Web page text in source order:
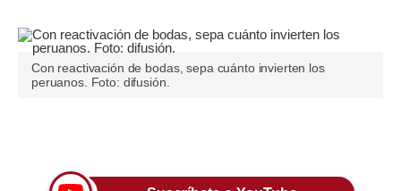
Opinión
Editorial
Tendencias
Con reactivación de bodas, sepa cuánto invierten los
peruanos. Foto: difusión.